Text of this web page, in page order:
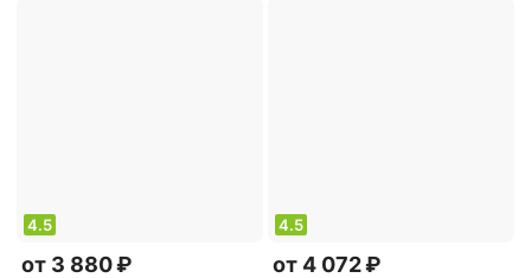
4.5
от 3 880 ₽
4.5
от 4 072 ₽